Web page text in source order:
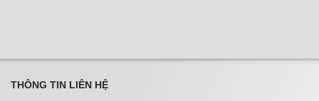
THÔNG TIN LIÊN HỆ